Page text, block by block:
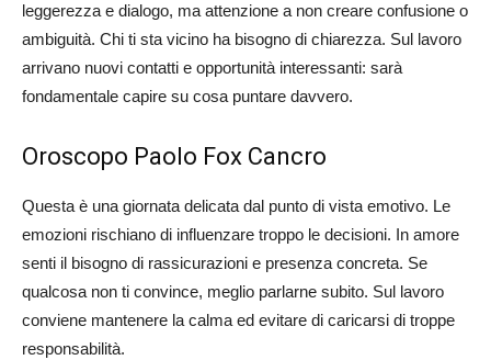
leggerezza e dialogo, ma attenzione a non creare confusione o
ambiguità. Chi ti sta vicino ha bisogno di chiarezza. Sul lavoro
arrivano nuovi contatti e opportunità interessanti: sarà
fondamentale capire su cosa puntare davvero.
Oroscopo Paolo Fox Cancro
Questa è una giornata delicata dal punto di vista emotivo. Le
emozioni rischiano di influenzare troppo le decisioni. In amore
senti il bisogno di rassicurazioni e presenza concreta. Se
qualcosa non ti convince, meglio parlarne subito. Sul lavoro
conviene mantenere la calma ed evitare di caricarsi di troppe
responsabilità.